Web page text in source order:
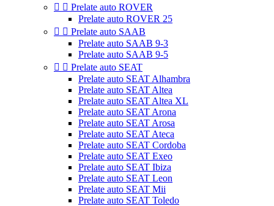
  Prelate auto ROVER
Prelate auto ROVER 25
  Prelate auto SAAB
Prelate auto SAAB 9-3
Prelate auto SAAB 9-5
  Prelate auto SEAT
Prelate auto SEAT Alhambra
Prelate auto SEAT Altea
Prelate auto SEAT Altea XL
Prelate auto SEAT Arona
Prelate auto SEAT Arosa
Prelate auto SEAT Ateca
Prelate auto SEAT Cordoba
Prelate auto SEAT Exeo
Prelate auto SEAT Ibiza
Prelate auto SEAT Leon
Prelate auto SEAT Mii
Prelate auto SEAT Toledo